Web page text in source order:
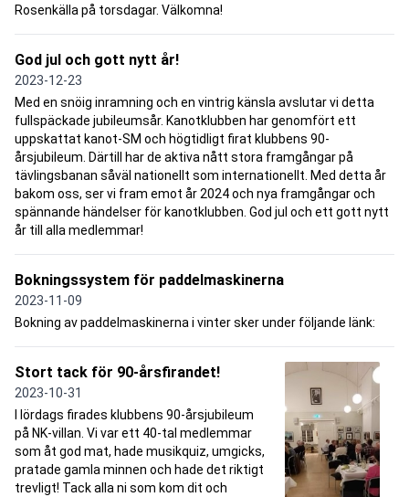
Rosenkälla på torsdagar. Välkomna!
God jul och gott nytt år!
2023-12-23
Med en snöig inramning och en vintrig känsla avslutar vi detta
fullspäckade jubileumsår. Kanotklubben har genomfört ett
uppskattat kanot-SM och högtidligt firat klubbens 90-
årsjubileum. Därtill har de aktiva nått stora framgångar på
tävlingsbanan såväl nationellt som internationellt. Med detta år
bakom oss, ser vi fram emot år 2024 och nya framgångar och
spännande händelser för kanotklubben. God jul och ett gott nytt
år till alla medlemmar!
Bokningssystem för paddelmaskinerna
2023-11-09
Bokning av paddelmaskinerna i vinter sker under följande länk:
Stort tack för 90-årsfirandet!
2023-10-31
I lördags firades klubbens 90-årsjubileum
på NK-villan. Vi var ett 40-tal medlemmar
som åt god mat, hade musikquiz, umgicks,
pratade gamla minnen och hade det riktigt
trevligt! Tack alla ni som kom dit och